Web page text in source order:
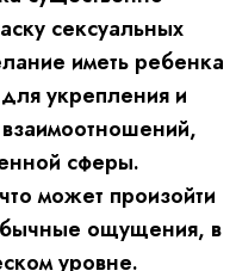
сексуальных
иметь ребенка
укрепления и
сферы.
может произойти
ощущения, в
уровне.